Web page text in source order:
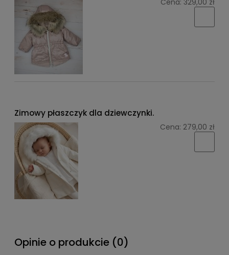
Cena: 329,00 zł
Zimowy płaszczyk dla dziewczynki.
Cena: 279,00 zł
Opinie o produkcie (0)